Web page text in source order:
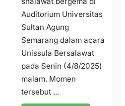
Auditorium Universitas
Sultan Agung
Semarang dalam acara
Unissula Bersalawat
pada Senin (4/8/2025)
malam. Momen
tersebut ...